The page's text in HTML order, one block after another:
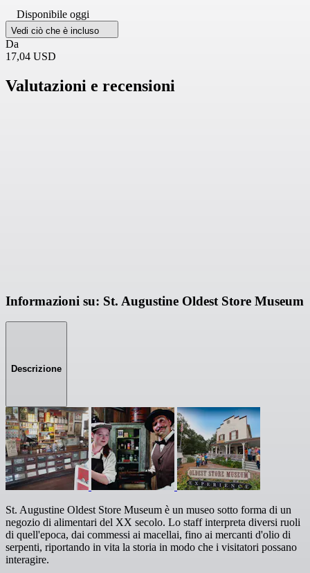
Disponibile oggi
Vedi ciò che è incluso
Da
17,04 USD
Valutazioni e recensioni
Informazioni su: St. Augustine Oldest Store Museum
Descrizione
St. Augustine Oldest Store Museum è un museo sotto forma di un
negozio di alimentari del XX secolo. Lo staff interpreta diversi ruoli
di quell'epoca, dai commessi ai macellai, fino ai mercanti d'olio di
serpenti, riportando in vita la storia in modo che i visitatori possano
interagire.